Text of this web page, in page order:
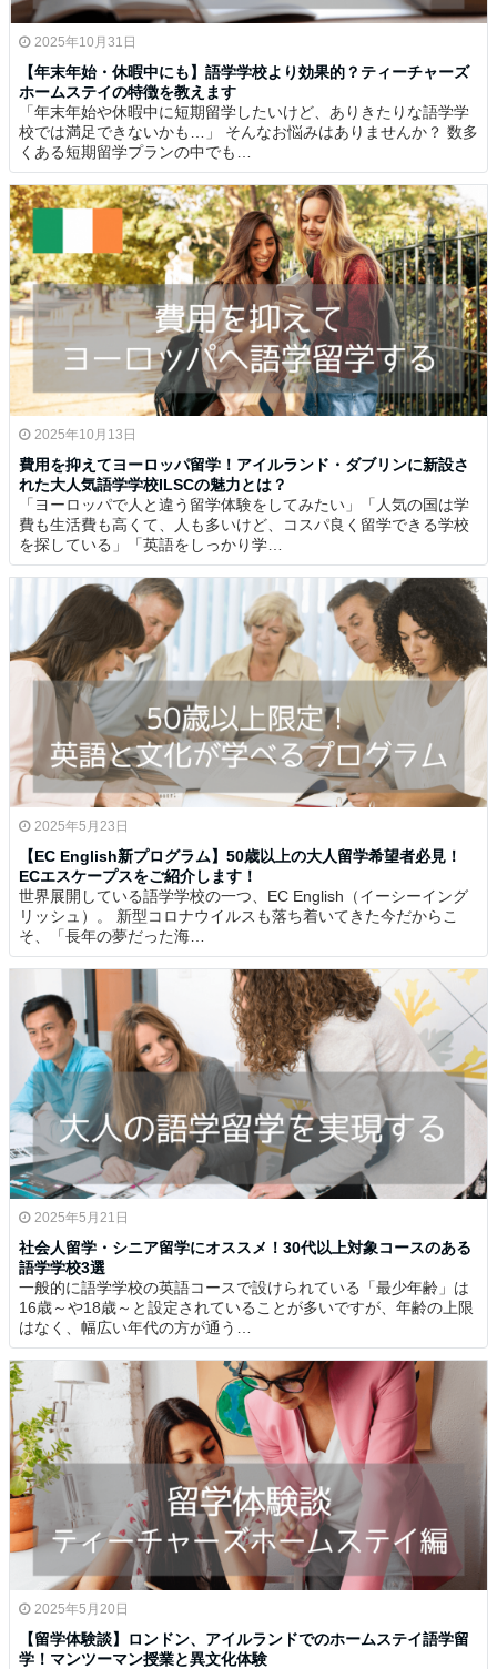
2025年10月31日
【年末年始・休暇中にも】語学学校より効果的？ティーチャーズ
ホームステイの特徴を教えます
「年末年始や休暇中に短期留学したいけど、ありきたりな語学学
校では満足できないかも…」 そんなお悩みはありませんか？ 数多
くある短期留学プランの中でも…
2025年10月13日
費用を抑えてヨーロッパ留学！アイルランド・ダブリンに新設さ
れた大人気語学学校ILSCの魅力とは？
「ヨーロッパで人と違う留学体験をしてみたい」「人気の国は学
費も生活費も高くて、人も多いけど、コスパ良く留学できる学校
を探している」「英語をしっかり学…
2025年5月23日
【EC English新プログラム】50歳以上の大人留学希望者必見！
ECエスケープスをご紹介します！
世界展開している語学学校の一つ、EC English（イーシーイング
リッシュ）。 新型コロナウイルスも落ち着いてきた今だからこ
そ、「長年の夢だった海…
2025年5月21日
社会人留学・シニア留学にオススメ！30代以上対象コースのある
語学学校3選
一般的に語学学校の英語コースで設けられている「最少年齢」は
16歳～や18歳～と設定されていることが多いですが、年齢の上限
はなく、幅広い年代の方が通う…
2025年5月20日
【留学体験談】ロンドン、アイルランドでのホームステイ語学留
学！マンツーマン授業と異文化体験